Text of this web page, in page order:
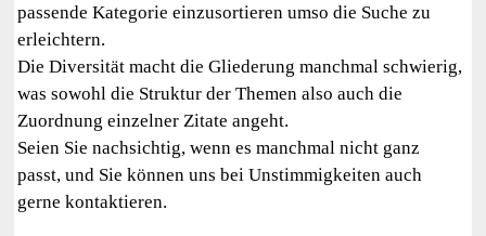
passende Kategorie einzusortieren umso die Suche zu
erleichtern.
Die Diversität macht die Gliederung manchmal schwierig,
was sowohl die Struktur der Themen also auch die
Zuordnung einzelner Zitate angeht.
Seien Sie nachsichtig, wenn es manchmal nicht ganz
passt, und Sie können uns bei Unstimmigkeiten auch
gerne kontaktieren.